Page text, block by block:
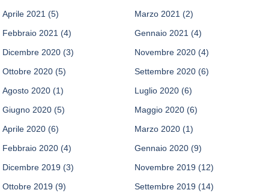
Aprile 2021 (5) Marzo 2021 (2)
Febbraio 2021 (4) Gennaio 2021 (4)
Dicembre 2020 (3) Novembre 2020 (4)
Ottobre 2020 (5) Settembre 2020 (6)
Agosto 2020 (1) Luglio 2020 (6)
Giugno 2020 (5) Maggio 2020 (6)
Aprile 2020 (6) Marzo 2020 (1)
Febbraio 2020 (4) Gennaio 2020 (9)
Dicembre 2019 (3) Novembre 2019 (12)
Ottobre 2019 (9) Settembre 2019 (14)